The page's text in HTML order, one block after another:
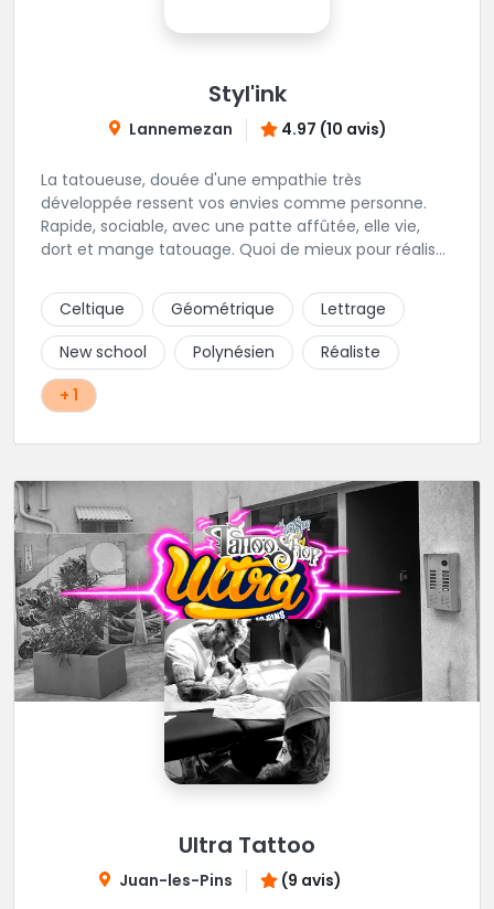
Styl'ink
Lannemezan 4.97 (10 avis)
La tatoueuse, douée d'une empathie très
développée ressent vos envies comme personne.
Rapide, sociable, avec une patte affûtée, elle vie,
dort et mange tatouage. Quoi de mieux pour réaliser
Celtique
Géométrique
Lettrage
New school
Polynésien
Réaliste
+ 1
Ultra Tattoo
Juan-les-Pins (9 avis)